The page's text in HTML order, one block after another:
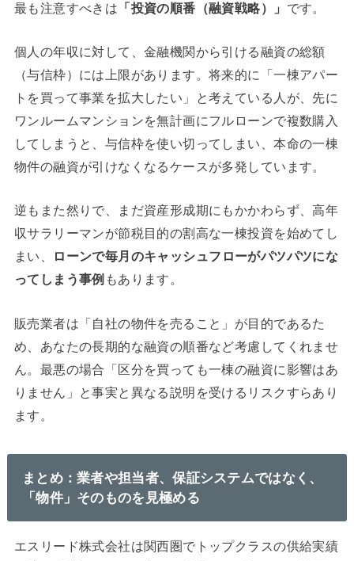
最も注意すべきは 「投資の順番（融資戦略）」 です。
個人の年収に対して、金融機関から引ける融資の総額
（与信枠）には上限があります。将来的に「一棟アパー
トを買って事業を拡大したい」と考えている人が、先に
ワンルームマンションを無計画にフルローンで複数購入
してしまうと、与信枠を使い切ってしまい、本命の一棟
物件の融資が引けなくなるケースが多発しています。
逆もまた然りで、まだ資産形成期にもかかわらず、高年
収サラリーマンが節税目的の割高な一棟投資を始めてし
まい、
ローンで毎月のキャッシュフローがパツパツにな
ってしまう事例 もあります。
販売業者は「自社の物件を売ること」が目的であるた
め、あなたの長期的な融資の順番など考慮してくれませ
ん。最悪の場合「区分を買っても一棟の融資に影響はあ
りません」と事実と異なる説明を受けるリスクすらあり
ます。
まとめ：業者や担当者、保証システムではなく、
「物件」そのものを見極める
エスリード株式会社は関西圏でトップクラスの供給実績